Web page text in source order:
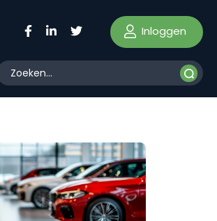
Inloggen